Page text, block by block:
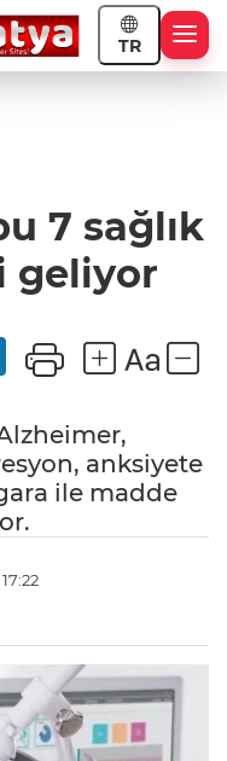
TR
7 sağlık
geliyor
anksiyete
ile madde